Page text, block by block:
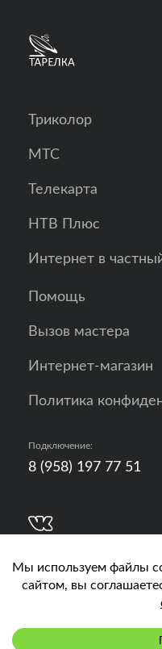
Триколор
МТС
Телекарта
НТВ Плюс
Интернет в
Помощь
Вызов мастера
Интернет-магазин
Политика
Подключение:
8 (958) 197 77 51
Кислород